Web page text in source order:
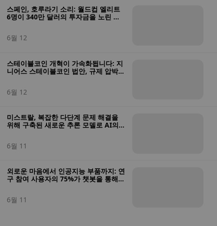
스페인, 호루라기 소리: 월드컵 엘리트
6명이 340만 달러의 투자금을 노린 암
6월 12
스테이블코인 개혁이 가속화됩니다: 지
니어스 스테이블코인 법안, 규제 압박이
6월 12
미스트랄, 복잡한 다단계 문제 해결을
위해 구축된 새로운 추론 모델로 AI의
6월 11
외로운 마음에서 인공지능 부품까지: 연
구 참여 사용자의 75%가 챗봇을 통해
6월 11